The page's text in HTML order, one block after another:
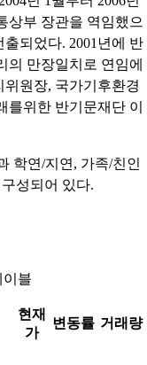
상부 장관을 역임했으
되었다. 2001년에 반
의 만장일치로 연임에
원장, 국가기후환경
위한 반기문재단 이
학연/지연, 가족/친인
성되어 있다.
이블
현재
가
변동률 거래량